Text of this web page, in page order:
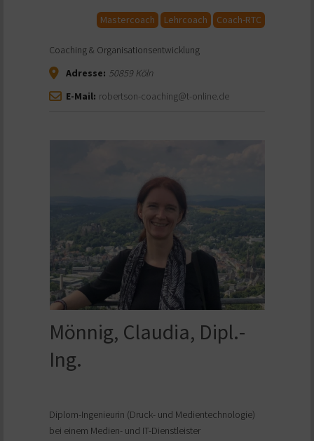
Mastercoach Lehrcoach Coach-RTC
Coaching & Organisationsentwicklung
Adresse: 50859Köln
E-Mail: robertson-coaching@t-online.de
Mönnig, Claudia, Dipl.-
Ing.
Diplom-Ingenieurin (Druck- und Medientechnologie)
bei einem Medien- und IT-Dienstleister